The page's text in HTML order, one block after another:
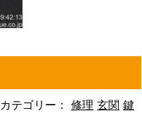
カテゴリー： 修理 玄関 鍵